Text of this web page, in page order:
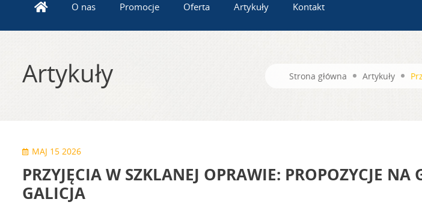
O nas Promocje Oferta Artykuły Kontakt
Artykuły Strona główna Artykuły
MAJ 15 2026
PRZYJĘCIA W SZKLANEJ OPRAWIE: PROPOZYCJE
GALICJA